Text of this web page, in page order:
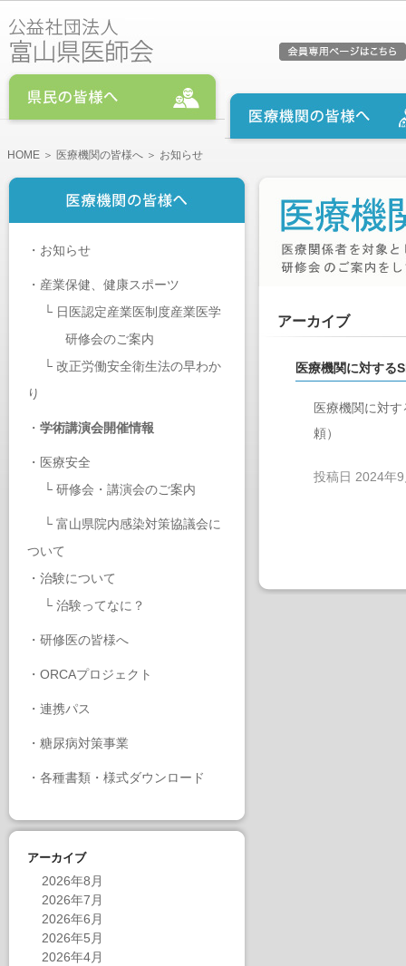
HOME ＞ 医療機関の皆様へ ＞ お知らせ
・ お知らせ
・ 産業保健、健康スポーツ
└ 日医認定産業医制度産業医学
研修会のご案内
└ 改正労働安全衛生法の早わか
り
・ 学術講演会開催情報
・ 医療安全
└ 研修会・講演会のご案内
└ 富山県院内感染対策協議会に
ついて
・ 治験について
└ 治験ってなに？
・ 研修医の皆様へ
・ ORCAプロジェクト
・ 連携パス
・ 糖尿病対策事業
・ 各種書類・様式ダウンロード
アーカイブ
2026年8月
2026年7月
2026年6月
2026年5月
2026年4月
アーカイブ
医療機関に対する
医療機関に対
頼）
投稿日 2024年